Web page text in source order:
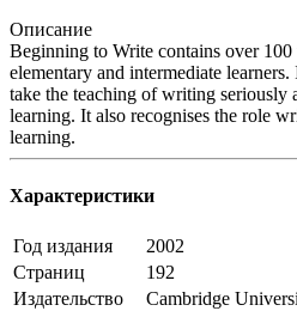
Описание
Beginning to Write contains over
elementary and intermediate
take the teaching of writing seriously
learning. It also recognises the role
learning.
Характеристики
Год издания
2002
Страниц
192
Издательство
Cambridge